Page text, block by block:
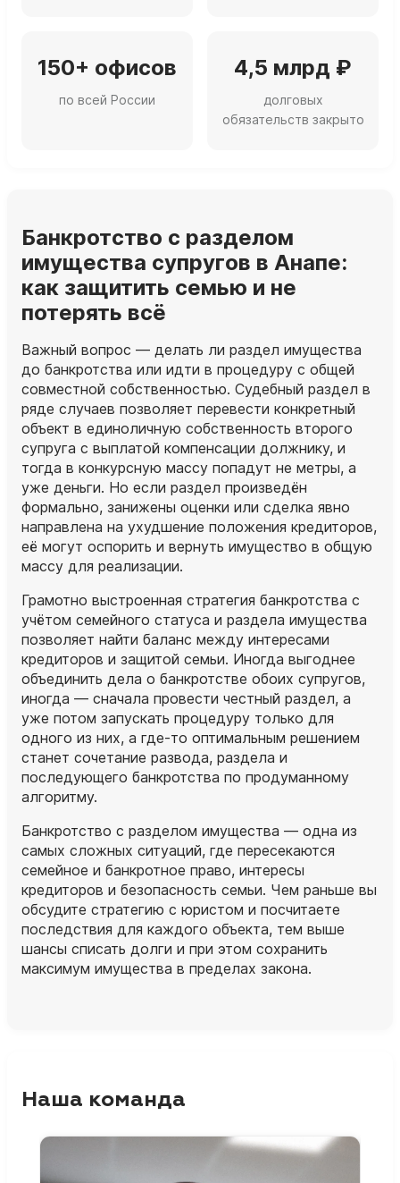
150+ офисов
по всей России
4,5 млрд ₽
долговых
обязательств закрыто
Банкротство с разделом
имущества супругов в Анапе:
как защитить семью и не
потерять всё
Важный вопрос — делать ли раздел имущества
до банкротства или идти в процедуру с общей
совместной собственностью. Судебный раздел в
ряде случаев позволяет перевести конкретный
объект в единоличную собственность второго
супруга с выплатой компенсации должнику, и
тогда в конкурсную массу попадут не метры, а
уже деньги. Но если раздел произведён
формально, занижены оценки или сделка явно
направлена на ухудшение положения кредиторов,
её могут оспорить и вернуть имущество в общую
массу для реализации.
Грамотно выстроенная стратегия банкротства с
учётом семейного статуса и раздела имущества
позволяет найти баланс между интересами
кредиторов и защитой семьи. Иногда выгоднее
объединить дела о банкротстве обоих супругов,
иногда — сначала провести честный раздел, а
уже потом запускать процедуру только для
одного из них, а где‑то оптимальным решением
станет сочетание развода, раздела и
последующего банкротства по продуманному
алгоритму.
Банкротство с разделом имущества — одна из
самых сложных ситуаций, где пересекаются
семейное и банкротное право, интересы
кредиторов и безопасность семьи. Чем раньше вы
обсудите стратегию с юристом и посчитаете
последствия для каждого объекта, тем выше
шансы списать долги и при этом сохранить
максимум имущества в пределах закона.
Наша команда